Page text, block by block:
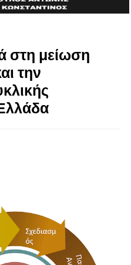
στη μείωση
την